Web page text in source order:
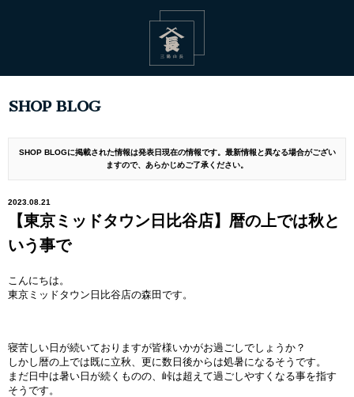
SHOP BLOG
SHOP BLOGに掲載された情報は発表日現在の情報です。最新情報と異なる場合がござい
ますので、あらかじめご了承ください。
2023.08.21
【東京ミッドタウン日比谷店】暦の上では秋と
いう事で
こんにちは。
東京ミッドタウン日比谷店の森田です。
寝苦しい日が続いておりますが皆様いかがお過ごしでしょうか？
しかし暦の上では既に立秋、更に数日後からは処暑になるそうです。
まだ日中は暑い日が続くものの、峠は超えて過ごしやすくなる事を指す
そうです。